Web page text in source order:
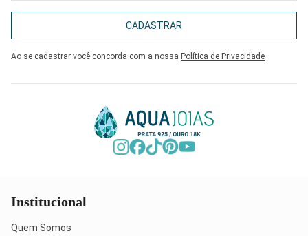
CADASTRAR
Ao se cadastrar você concorda com a nossa Política de Privacidade
Institucional
Quem Somos